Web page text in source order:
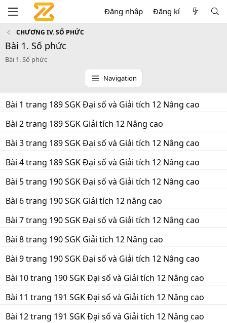
Đăng nhập Đăng kí
CHƯƠNG IV. SỐ PHỨC
Bài 1. Số phức
Bài 1. Số phức
Navigation
Bài 1 trang 189 SGK Đại số và Giải tích 12 Nâng cao
Bài 2 trang 189 SGK Giải tích 12 Nâng cao
Bài 3 trang 189 SGK Đại số và Giải tích 12 Nâng cao
Bài 4 trang 189 SGK Đại số và Giải tích 12 Nâng cao
Bài 5 trang 190 SGK Đại số và Giải tích 12 Nâng cao
Bài 6 trang 190 SGK Giải tích 12 nâng cao
Bài 7 trang 190 SGK Đại số và Giải tích 12 Nâng cao
Bài 8 trang 190 SGK Giải tích 12 Nâng cao
Bài 9 trang 190 SGK Đại số và Giải tích 12 Nâng cao
Bài 10 trang 190 SGK Đại số và Giải tích 12 Nâng cao
Bài 11 trang 191 SGK Đại số và Giải tích 12 Nâng cao
Bài 12 trang 191 SGK Đại số và Giải tích 12 Nâng cao